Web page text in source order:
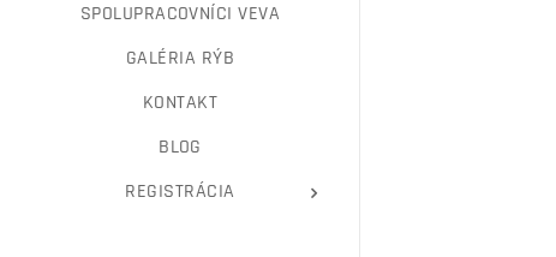
SPOLUPRACOVNÍCI VEVA
GALÉRIA RÝB
KONTAKT
BLOG
REGISTRÁCIA